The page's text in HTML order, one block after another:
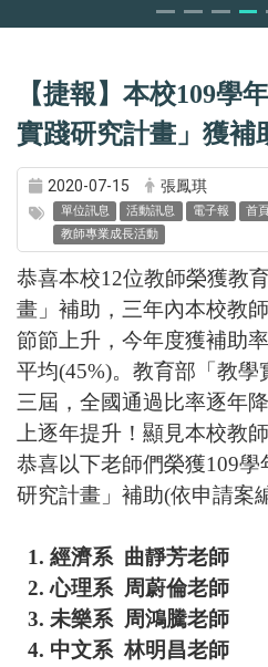
【捷報】本校109學
實踐研究計畫」獲補
2020-07-15 張鳳琪
單位訊息 活動訊息 電子報 首
教師專業成長活動
恭喜本校12位教師榮獲教
畫」補助，三年內本校教
節節上升，今年度獲補助
平均(45%)。教育部「教
三屆，全國通過比率逐年
上逐年提升！顯見本校教
恭喜以下老師們榮獲109
研究計畫」補助(依申請
1. 經濟系 曲靜芳老師
3. 未樂系 周鴻騰老師
4. 中文系 林明昌老師
5. 管理系 孫 遜老師
6. 產媒系 高宜淓老師